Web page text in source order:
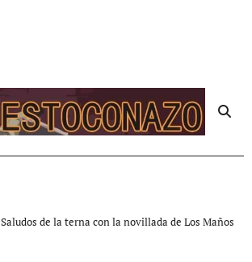
Saludos de la terna con la novillada de Los Maños